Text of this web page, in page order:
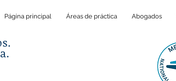
Página principal Áreas de práctica Abogados